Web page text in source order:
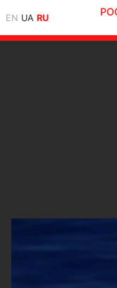
EN UA RU